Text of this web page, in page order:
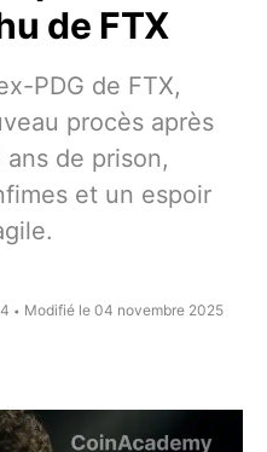
de FTX
PDG de FTX,
procès après
de prison,
et un espoir
• Modifié le 04 novembre 2025